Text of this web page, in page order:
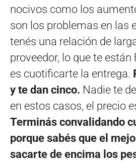
nocivos como los
son los problemas en las
tenés una relación de
proveedor, lo que te están
es cuotificarte la entrega.
y te dan cinco. Nadie te
en estos casos, el precio
Terminás convalidando
porque sabés que el
sacarte de encima los